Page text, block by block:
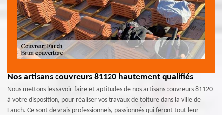
Nos artisans couvreurs 81120 hautement qualifiés
Nous mettons les savoir-faire et aptitudes de nos artisans couvreurs 81120
à votre disposition, pour réaliser vos travaux de toiture dans la ville de
Fauch. Ce sont de vrais professionnels, passionnés qui feront tout leur